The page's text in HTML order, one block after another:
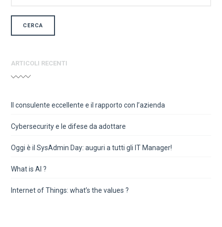
ARTICOLI RECENTI
Il consulente eccellente e il rapporto con l’azienda
Cybersecurity e le difese da adottare
Oggi è il SysAdmin Day: auguri a tutti gli IT Manager!
What is AI ?
Internet of Things: what’s the values ?